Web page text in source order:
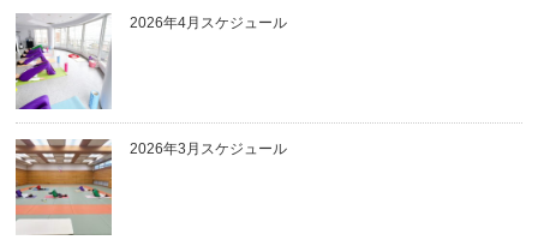
2026年4月スケジュール
2026年3月スケジュール